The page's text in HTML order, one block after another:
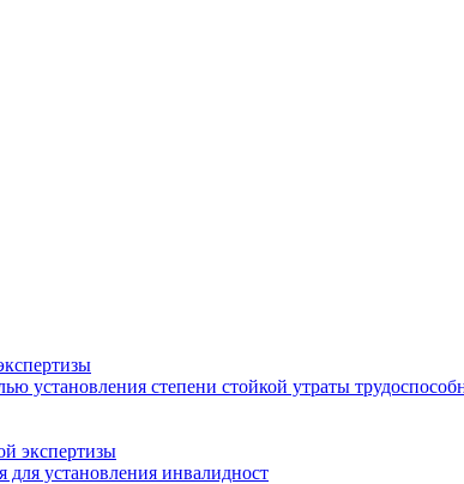
установления степени стойкой утраты
экспертизы
установления инвалидност